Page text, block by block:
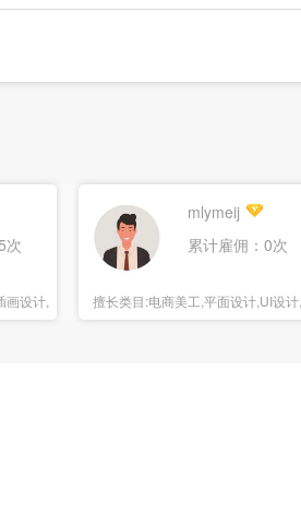
次
画设计,
mlymeij
累计雇佣：0次
擅长类目:电商美工,平面设计,UI设
报设计